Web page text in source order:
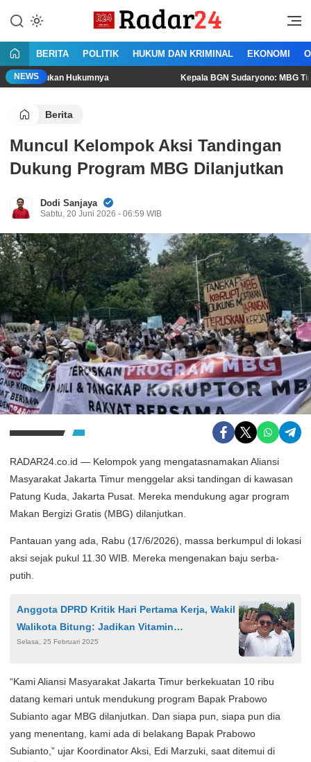
konten
Radar24.co.id
Jujur Lantang Bersuara
BERITA POLITIK HUKUM DAN KRIMINAL EKONOMI
NEWS
Hukumnya Kepala BGN Sudaryono: MBG Tidak Boleh
Berita
Muncul Kelompok Aksi Tandingan
Dukung Program MBG Dilanjutkan
Dodi Sanjaya
Sabtu, 20 Juni 2026 - 06:59 WIB
RADAR24.co.id — Kelompok yang mengatasnamakan Aliansi
Masyarakat Jakarta Timur menggelar aksi tandingan di kawasan
Patung Kuda, Jakarta Pusat. Mereka mendukung agar program
Makan Bergizi Gratis (MBG) dilanjutkan.
Pantauan yang ada, Rabu (17/6/2026), massa berkumpul di lokasi
aksi sejak pukul 11.30 WIB. Mereka mengenakan baju serba-
putih.
Anggota DPRD Kritik Hari Pertama Kerja, Wakil
Walikota Bitung: Jadikan Vitamin
Penyemangat
Selasa, 25 Februari 2025
“Kami Aliansi Masyarakat Jakarta Timur berkekuatan 10 ribu
datang kemari untuk mendukung program Bapak Prabowo
Subianto agar MBG dilanjutkan. Dan siapa pun, siapa pun dia
yang menentang, kami ada di belakang Bapak Prabowo
Subianto,” ujar Koordinator Aksi, Edi Marzuki, saat ditemui di